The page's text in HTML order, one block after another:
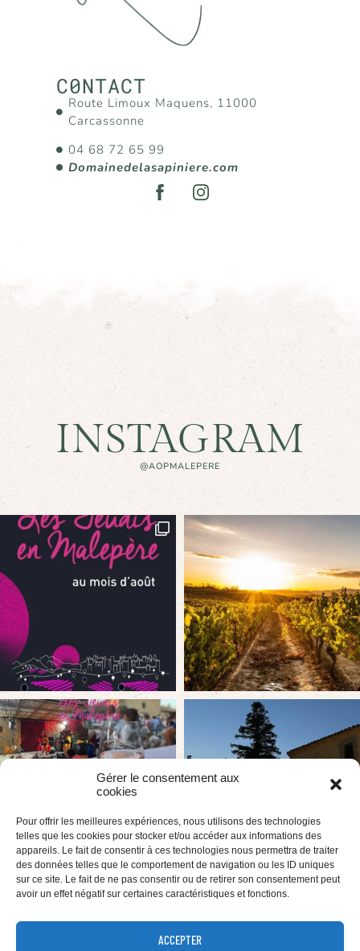
Gérer le consentement aux
cookies
Pour offrir les meilleures expériences, nous utilisons des technologies
telles que les cookies pour stocker et/ou accéder aux informations des
appareils. Le fait de consentir à ces technologies nous permettra de traiter
des données telles que le comportement de navigation ou les ID uniques
sur ce site. Le fait de ne pas consentir ou de retirer son consentement peut
avoir un effet négatif sur certaines caractéristiques et fonctions.
ACCEPTER
C0NTACT
Route Limoux Maquens, 11000
Carcassonne
04 68 72 65 99
Domainedelasapiniere.com
INSTAGRAM
@AOPMALEPERE